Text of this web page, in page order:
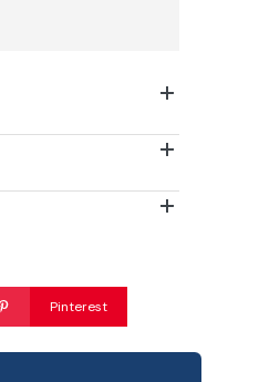
Pinterest